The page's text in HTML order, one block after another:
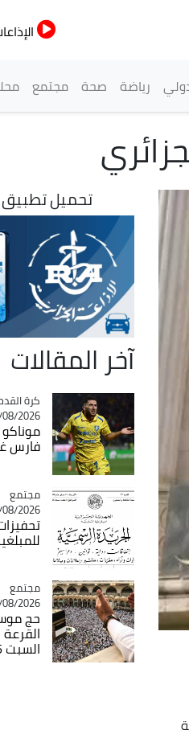
رياضة صحة مجتمع
تحميل تطبيق
آخر المقالات
Catégorie
كرة
2026 - 22:34
فارس
Catégorie
مجتمع
2026 - 22:38
Catégorie
مجتمع
2026 - 21:27
القرعة
السبت 15 أوت